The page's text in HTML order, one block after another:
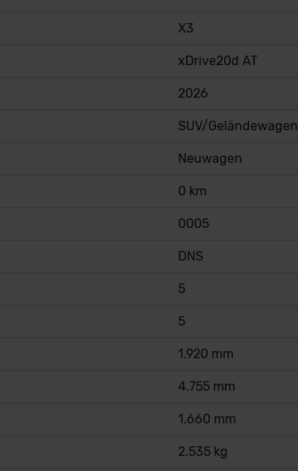
X3
xDrive20d AT
2026
SUV/Geländewagen
Neuwagen
0 km
0005
DNS
5
5
1.920 mm
4.755 mm
1.660 mm
2.535 kg